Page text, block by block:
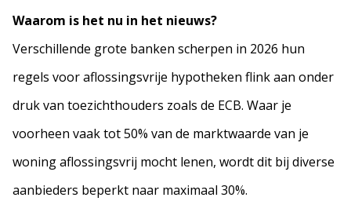
Waarom is het nu in het nieuws?
Verschillende grote banken scherpen in 2026 hun
regels voor aflossingsvrije hypotheken flink aan onder
druk van toezichthouders zoals de ECB. Waar je
voorheen vaak tot 50% van de marktwaarde van je
woning aflossingsvrij mocht lenen, wordt dit bij diverse
aanbieders beperkt naar maximaal 30%.